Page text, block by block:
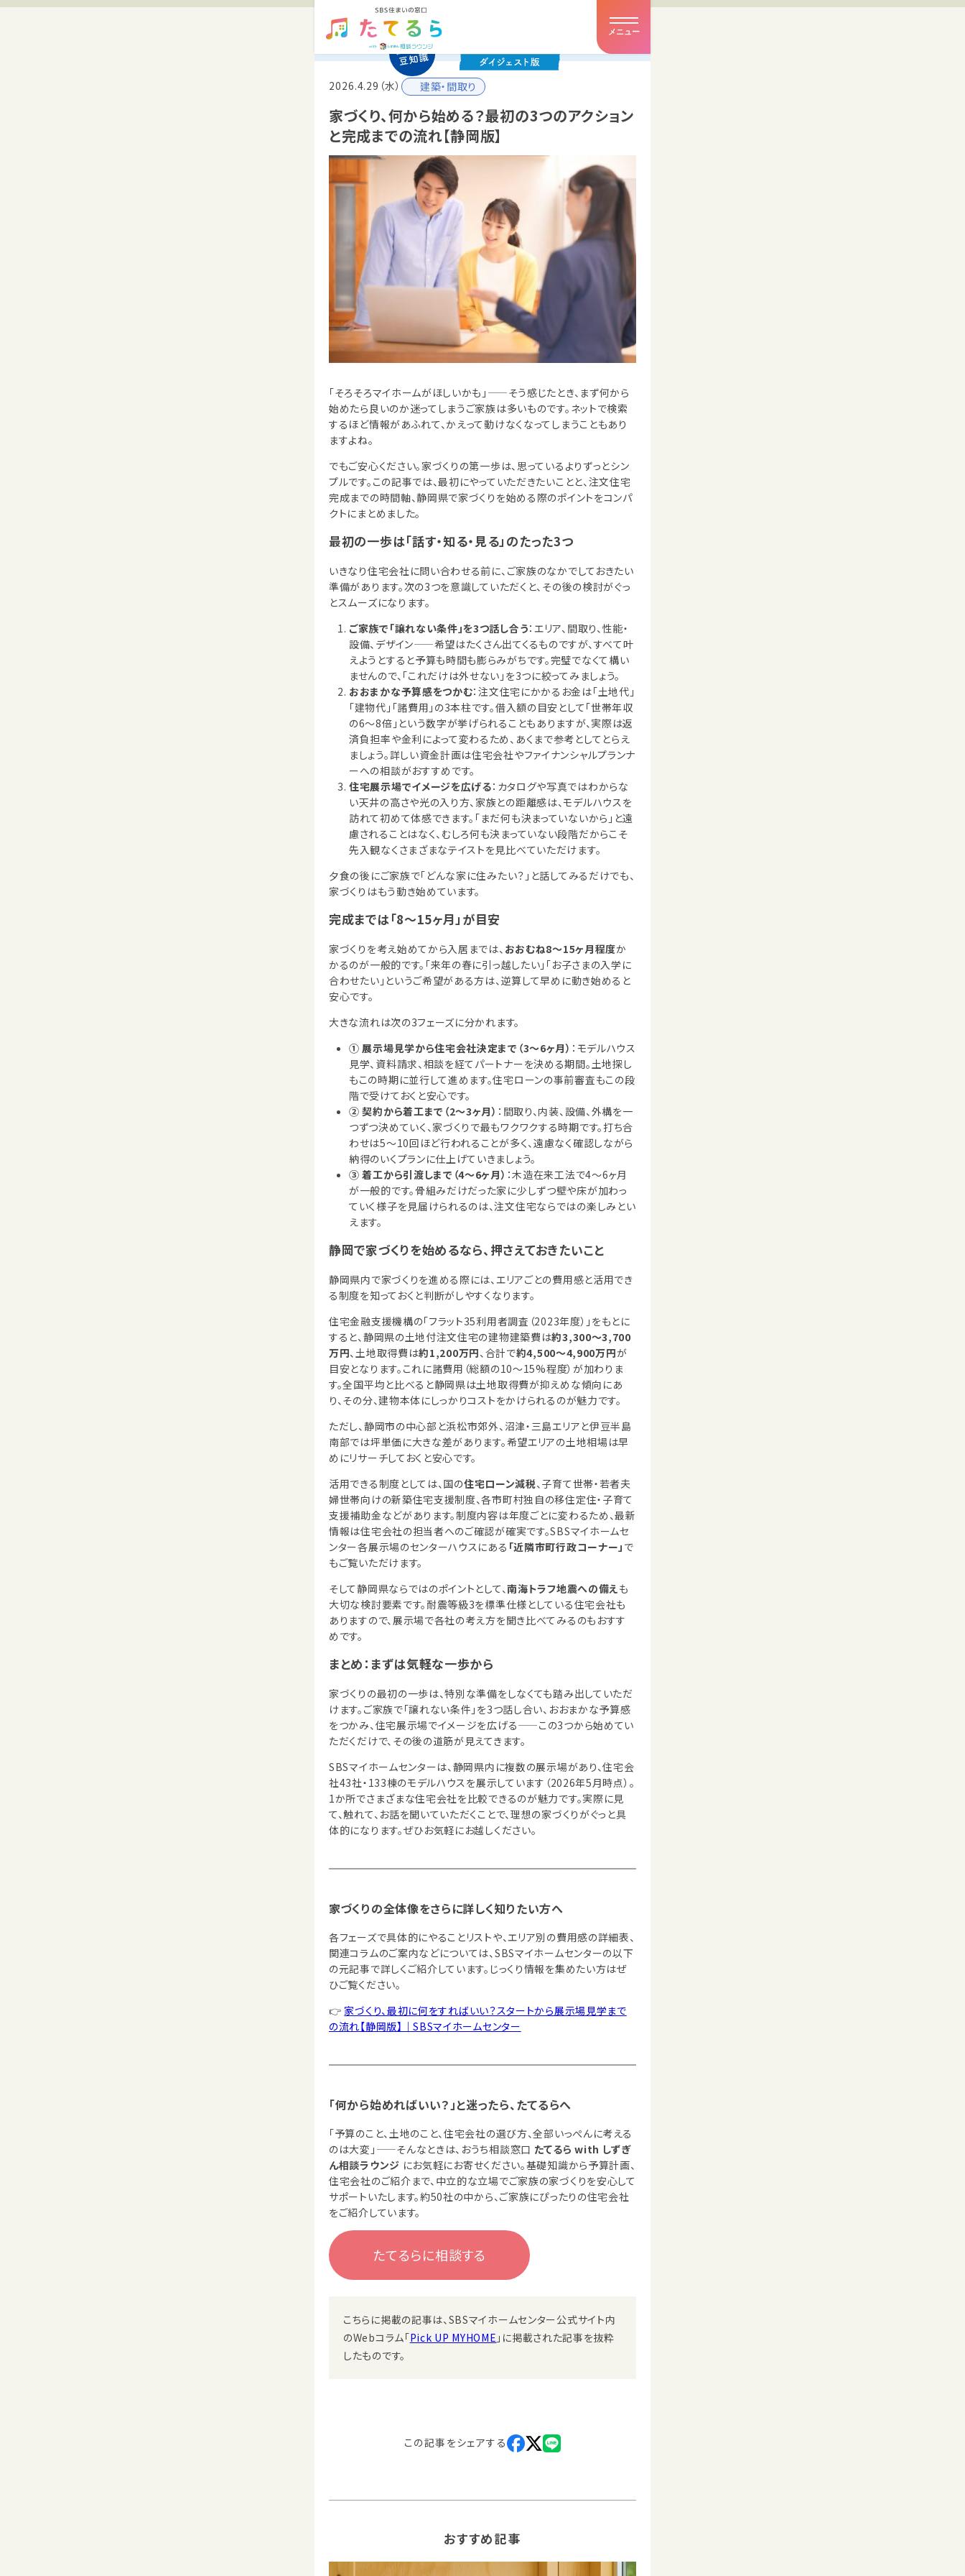
ホーム
たてるらとは
提携住宅会社
イベント・キャンペーン
アドバイザー紹介
お客様の声
住まいの豆知識
店舗詳細・アクセス
相談予約
お知らせ
ご相談の流れ
よくある質問
メニュー
建築・間取り
2026.4.29（水）
家づくり、何から始める？最初の3つのアクション
と完成までの流れ【静岡版】
「そろそろマイホームがほしいかも」——そう感じたとき、まず何から
始めたら良いのか迷ってしまうご家族は多いものです。ネットで検索
するほど情報があふれて、かえって動けなくなってしまうこともあり
ますよね。
でもご安心ください。家づくりの第一歩は、思っているよりずっとシン
プルです。この記事では、最初にやっていただきたいことと、注文住宅
完成までの時間軸、静岡県で家づくりを始める際のポイントをコンパ
クトにまとめました。
最初の一歩は「話す・知る・見る」のたった3つ
いきなり住宅会社に問い合わせる前に、ご家族のなかでしておきたい
準備があります。次の3つを意識していただくと、その後の検討がぐっ
とスムーズになります。
ご家族で「譲れない条件」を3つ話し合う：エリア、間取り、性能・
設備、デザイン——希望はたくさん出てくるものですが、すべて叶
えようとすると予算も時間も膨らみがちです。完璧でなくて構い
ませんので、「これだけは外せない」を3つに絞ってみましょう。
おおまかな予算感をつかむ：注文住宅にかかるお金は「土地代」
「建物代」「諸費用」の3本柱です。借入額の目安として「世帯年収
の6〜8倍」という数字が挙げられることもありますが、実際は返
済負担率や金利によって変わるため、あくまで参考としてとらえ
ましょう。詳しい資金計画は住宅会社やファイナンシャルプランナ
ーへの相談がおすすめです。
住宅展示場でイメージを広げる：カタログや写真ではわからな
い天井の高さや光の入り方、家族との距離感は、モデルハウスを
訪れて初めて体感できます。「まだ何も決まっていないから」と遠
慮されることはなく、むしろ何も決まっていない段階だからこそ
先入観なくさまざまなテイストを見比べていただけます。
夕食の後にご家族で「どんな家に住みたい？」と話してみるだけでも、
家づくりはもう動き始めています。
完成までは「8〜15ヶ月」が目安
家づくりを考え始めてから入居までは、 おおむね8〜15ヶ月程度か
かるのが一般的です。「来年の春に引っ越したい」「お子さまの入学に
合わせたい」というご希望がある方は、逆算して早めに動き始めると
安心です。
大きな流れは次の3フェーズに分かれます。
① 展示場見学から住宅会社決定まで（3〜6ヶ月） ：モデルハウス
見学、資料請求、相談を経てパートナーを決める期間。土地探し
もこの時期に並行して進めます。住宅ローンの事前審査もこの段
階で受けておくと安心です。
② 契約から着工まで（2〜3ヶ月） ：間取り、内装、設備、外構を一
つずつ決めていく、家づくりで最もワクワクする時期です。打ち合
わせは5〜10回ほど行われることが多く、遠慮なく確認しながら
納得のいくプランに仕上げていきましょう。
③ 着工から引渡しまで（4〜6ヶ月） ：木造在来工法で4〜6ヶ月
が一般的です。骨組みだけだった家に少しずつ壁や床が加わっ
ていく様子を見届けられるのは、注文住宅ならではの楽しみとい
えます。
静岡で家づくりを始めるなら、押さえておきたいこと
静岡県内で家づくりを進める際には、エリアごとの費用感と活用でき
る制度を知っておくと判断がしやすくなります。
住宅金融支援機構の「フラット35利用者調査（2023年度）」をもとに
すると、静岡県の土地付注文住宅の建物建築費は約3,300〜3,700
万円、土地取得費は約1,200万円、合計で約4,500〜4,900万円が
目安となります。これに諸費用（総額の10〜15%程度）が加わりま
す。全国平均と比べると静岡県は土地取得費が抑えめな傾向にあ
り、その分、建物本体にしっかりコストをかけられるのが魅力です。
ただし、静岡市の中心部と浜松市郊外、沼津・三島エリアと伊豆半島
南部では坪単価に大きな差があります。希望エリアの土地相場は早
めにリサーチしておくと安心です。
活用できる制度としては、国の住宅ローン減税、子育て世帯・若者夫
婦世帯向けの新築住宅支援制度、各市町村独自の移住定住・子育て
支援補助金などがあります。制度内容は年度ごとに変わるため、最新
情報は住宅会社の担当者へのご確認が確実です。SBSマイホームセ
ンター各展示場のセンターハウスにある 「近隣市町行政コーナー」 で
もご覧いただけます。
そして静岡県ならではのポイントとして、南海トラフ地震への備えも
大切な検討要素です。耐震等級3を標準仕様としている住宅会社も
ありますので、展示場で各社の考え方を聞き比べてみるのもおすす
めです。
まとめ：まずは気軽な一歩から
家づくりの最初の一歩は、特別な準備をしなくても踏み出していただ
けます。ご家族で「譲れない条件」を3つ話し合い、おおまかな予算感
をつかみ、住宅展示場でイメージを広げる——この3つから始めてい
ただくだけで、その後の道筋が見えてきます。
SBSマイホームセンターは、静岡県内に複数の展示場があり、住宅会
社43社・133棟のモデルハウスを展示しています（2026年5月時点）。
1か所でさまざまな住宅会社を比較できるのが魅力です。実際に見
て、触れて、お話を聞いていただくことで、理想の家づくりがぐっと具
体的になります。ぜひお気軽にお越しください。
家づくりの全体像をさらに詳しく知りたい方へ
各フェーズで具体的にやることリストや、エリア別の費用感の詳細表、
関連コラムのご案内などについては、SBSマイホームセンターの以下
の元記事で詳しくご紹介しています。じっくり情報を集めたい方はぜ
ひご覧ください。
👉家づくり、最初に何をすればいい？スタートから展示場見学まで
の流れ【静岡版】｜SBSマイホームセンター
「何から始めればいい？」と迷ったら、たてるらへ
「予算のこと、土地のこと、住宅会社の選び方、全部いっぺんに考える
のは大変」——そんなときは、おうち相談窓口 たてるら with しずぎ
ん相談ラウンジ にお気軽にお寄せください。基礎知識から予算計画、
住宅会社のご紹介まで、中立的な立場でご家族の家づくりを安心して
サポートいたします。約50社の中から、ご家族にぴったりの住宅会社
をご紹介しています。
たてるらに相談する
こちらに掲載の記事は、SBSマイホームセンター公式サイト内
のWebコラム「Pick UP MYHOME 」に掲載された記事を抜粋
したものです。
この記事をシェアする
おすすめ記事